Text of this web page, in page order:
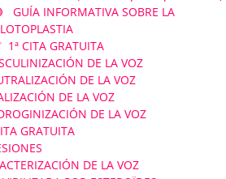
GUÍA INFORMATIVA SOBRE LA
1ª CITA GRATUITA
DE LA VOZ
DE LA VOZ
DE LA VOZ
DE LA VOZ
GRATUITA
DE LA VOZ